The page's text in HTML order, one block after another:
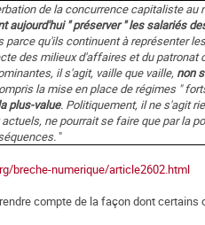
de la concurrence capitaliste
aujourd'hui " préserver " les salariés
parce qu'ils continuent à représenter
des milieux d'affaires et du
il s'agit, vaille que vaille, non
la mise en place de régimes "
plus-value. Politiquement, il ne s'agit
ne pourrait se faire que par la
"
breche-numerique/article2602.html
compte de la façon dont certains